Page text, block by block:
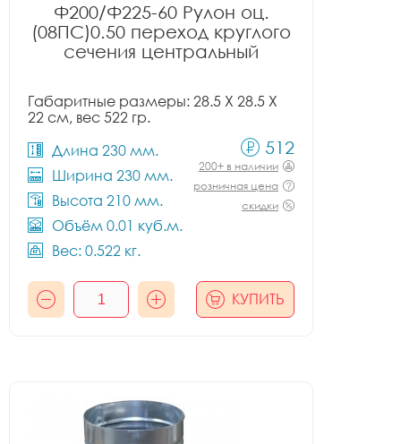
Ф200/Ф225-60 Рулон оц.
(08ПС)0.50 переход круглого
сечения центральный
Габаритные размеры: 28.5 X 28.5 X
22 см, вес 522 гр.
Длина 230 мм.
Ширина 230 мм.
Высота 210 мм.
Объём 0.01 куб.м.
Вес: 0.522 кг.
512
200+ в наличии
розничная цена
скидки
КУПИТЬ